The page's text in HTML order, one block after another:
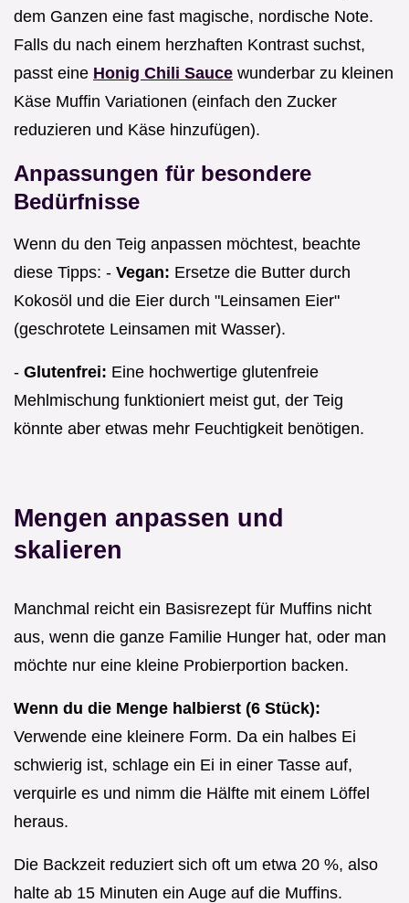
dem Ganzen eine fast magische, nordische Note.
Falls du nach einem herzhaften Kontrast suchst,
passt eine Honig Chili Sauce wunderbar zu kleinen
Käse Muffin Variationen (einfach den Zucker
reduzieren und Käse hinzufügen).
Anpassungen für besondere
Bedürfnisse
Wenn du den Teig anpassen möchtest, beachte
diese Tipps: - Vegan: Ersetze die Butter durch
Kokosöl und die Eier durch "Leinsamen Eier"
(geschrotete Leinsamen mit Wasser).
- Glutenfrei: Eine hochwertige glutenfreie
Mehlmischung funktioniert meist gut, der Teig
könnte aber etwas mehr Feuchtigkeit benötigen.
Mengen anpassen und
skalieren
Manchmal reicht ein Basisrezept für Muffins nicht
aus, wenn die ganze Familie Hunger hat, oder man
möchte nur eine kleine Probierportion backen.
Wenn du die Menge halbierst (6 Stück):
Verwende eine kleinere Form. Da ein halbes Ei
schwierig ist, schlage ein Ei in einer Tasse auf,
verquirle es und nimm die Hälfte mit einem Löffel
heraus.
Die Backzeit reduziert sich oft um etwa 20 %, also
halte ab 15 Minuten ein Auge auf die Muffins.